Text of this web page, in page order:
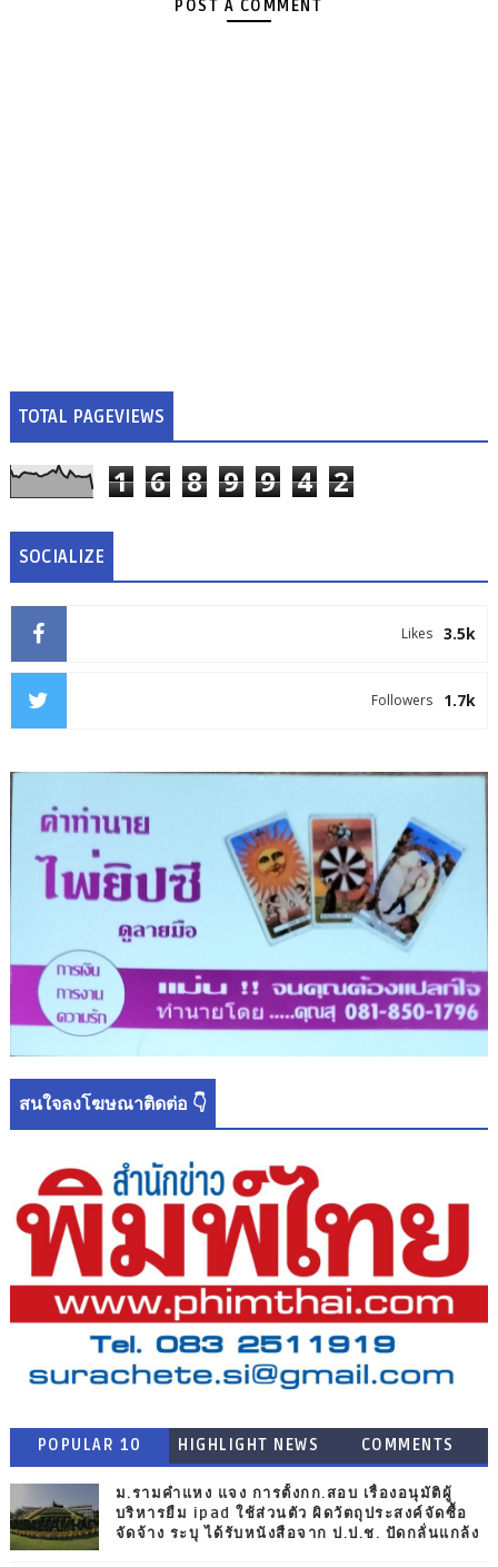
POST A COMMENT
TOTAL PAGEVIEWS
1 6 8 9 9 4 2
SOCIALIZE
3.5k
Likes
1.7k
Followers
สนใจลงโฆษณาติดต่อ 👇
POPULAR 10 HIGHLIGHT NEWS COMMENTS
ม.รามคำแหง แจง การตั้งกก.สอบ เรื่องอนุมัติผู้
บริหารยืม ipad ใช้ส่วนตัว ผิดวัตถุประสงค์จัดซื้อ
จัดจ้าง ระบุ ได้รับหนังสือจาก ป.ป.ช. ปัดกลั่นแกล้ง